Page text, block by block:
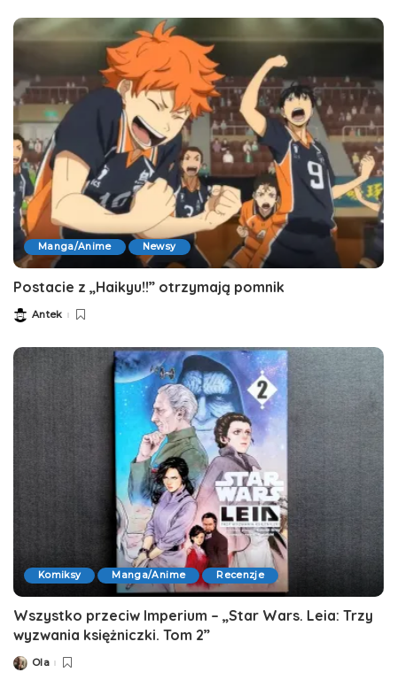
Manga/Anime Newsy
Postacie z „Haikyu!!” otrzymają pomnik
Posted
Antek
Komiksy Manga/Anime Recenzje
Wszystko przeciw Imperium – „Star Wars. Leia: Trzy
wyzwania księżniczki. Tom 2”
Posted
Ola